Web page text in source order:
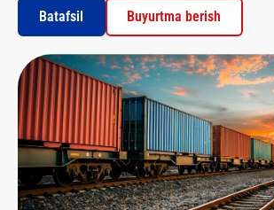
Batafsil Buyurtma berish